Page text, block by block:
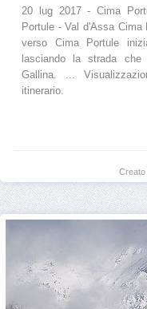
20 lug 2017 - Cima
Portule - Val d'Assa
verso Cima Portule
lasciando la strada
Gallina. ...
itinerario.
Creato